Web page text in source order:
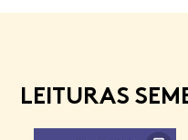
LEITURAS